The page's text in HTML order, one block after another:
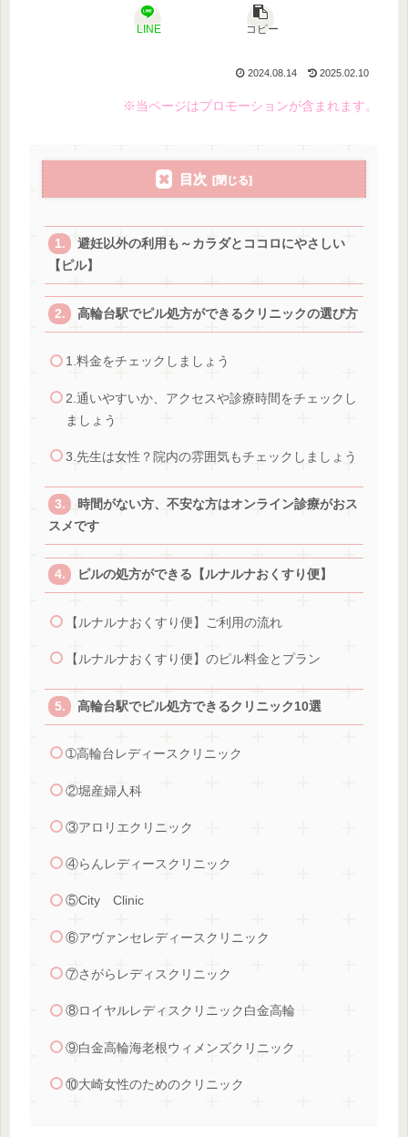
LINE コピー
2024.08.14 2025.02.10
※当ページはプロモーションが含まれます。
目次
避妊以外の利用も～カラダとココロにやさしい
【ピル】
高輪台駅でピル処方ができるクリニックの選び方
1.料金をチェックしましょう
2.通いやすいか、アクセスや診療時間をチェックし
ましょう
3.先生は女性？院内の雰囲気もチェックしましょう
時間がない方、不安な方はオンライン診療がおス
スメです
ピルの処方ができる【ルナルナおくすり便】
【ルナルナおくすり便】ご利用の流れ
【ルナルナおくすり便】のピル料金とプラン
高輪台駅でピル処方できるクリニック10選
➀高輪台レディースクリニック
②堀産婦人科
③アロリエクリニック
④らんレディースクリニック
⑤City Clinic
⑥アヴァンセレディースクリニック
⑦さがらレディスクリニック
⑧ロイヤルレディスクリニック白金高輪
⑨白金高輪海老根ウィメンズクリニック
⑩大崎女性のためのクリニック